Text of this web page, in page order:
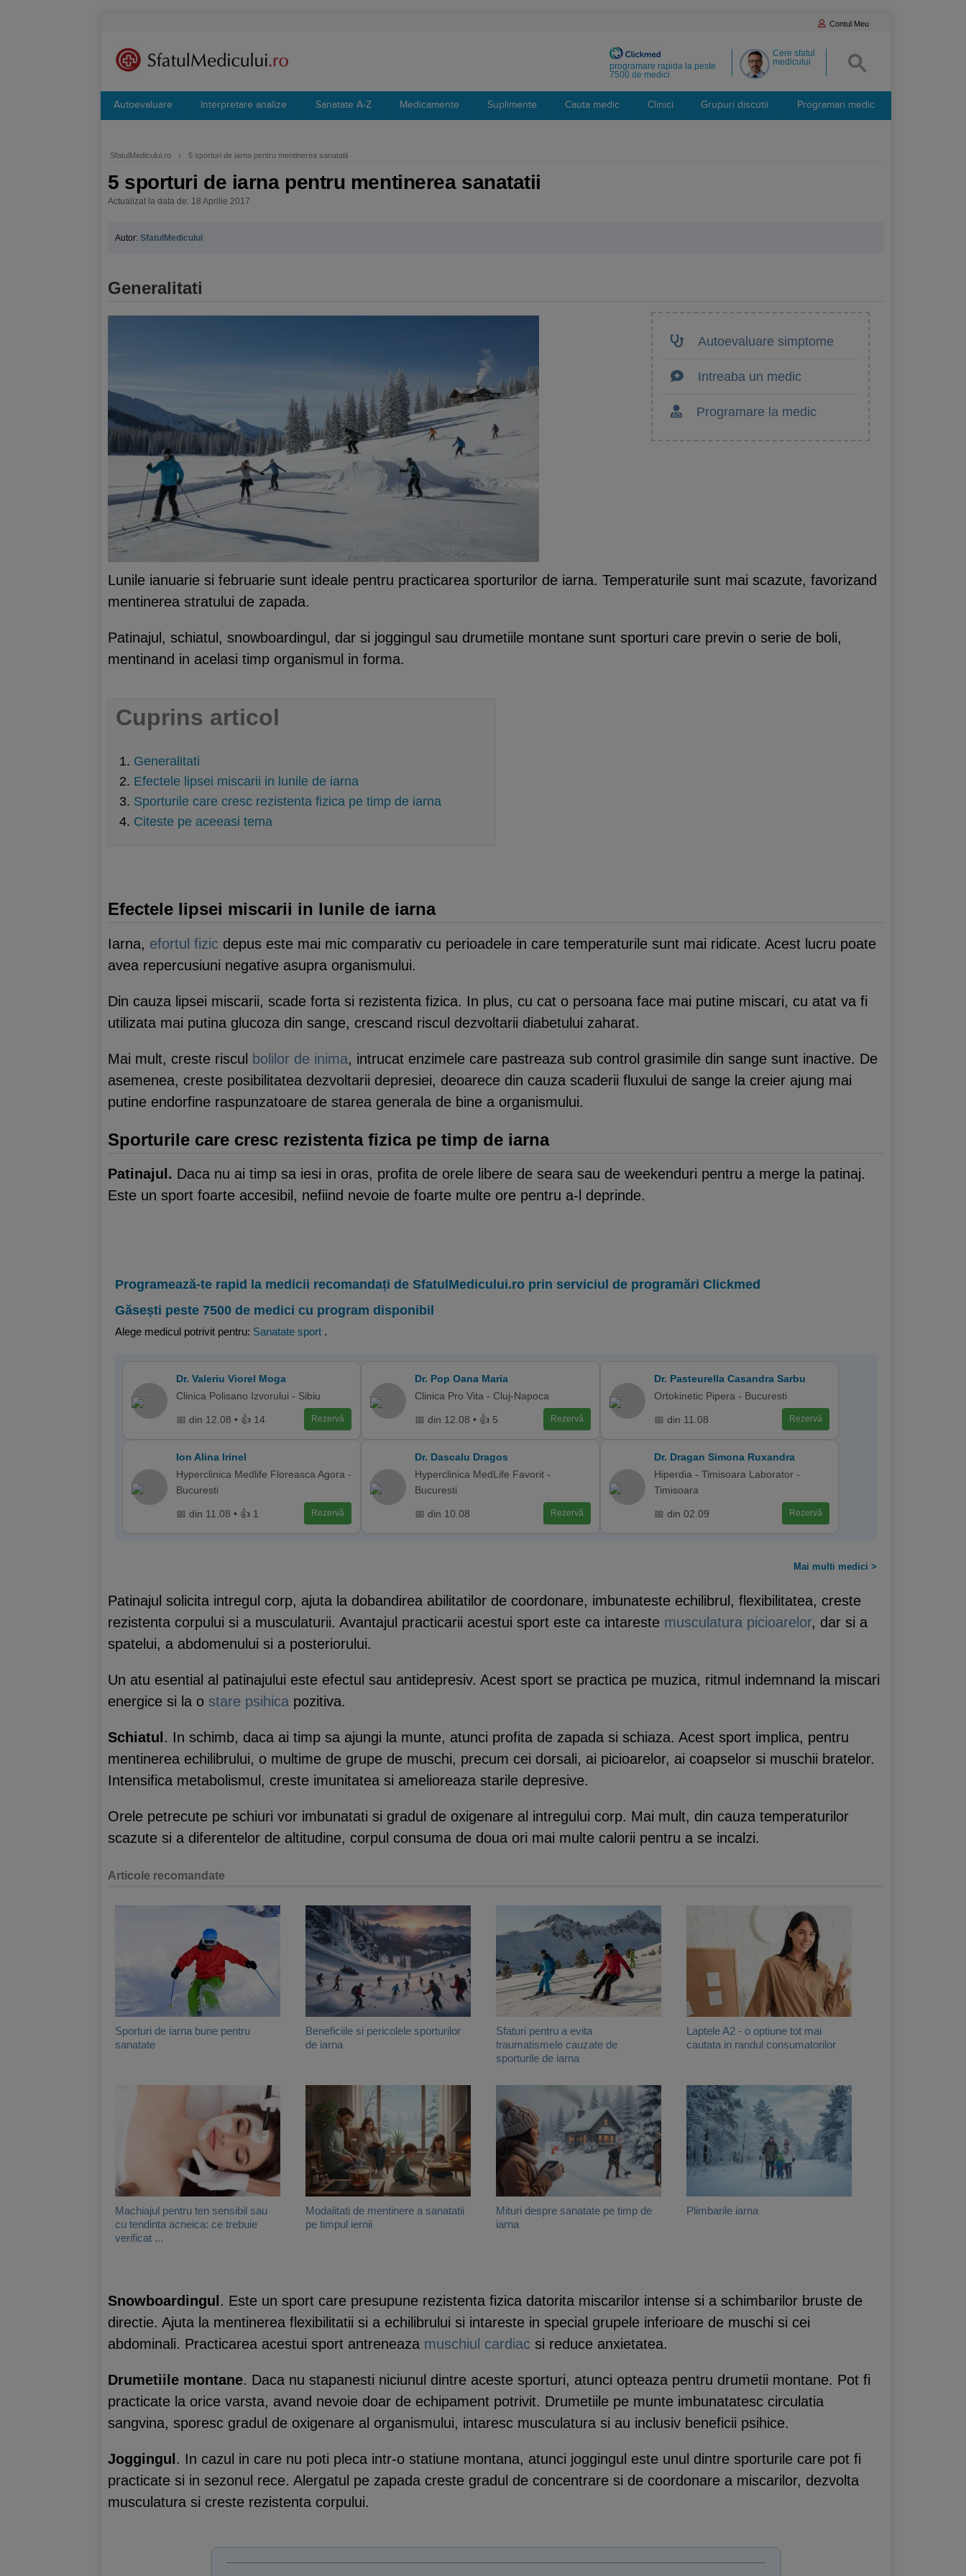
Contul Meu
Cere sfatul
medicului
programare rapida la peste
7500 de medici
Autoevaluare Interpretare analize Sanatate A-Z Medicamente Suplimente Cauta medic Clinici Grupuri discutii Programari medic
SfatulMedicului.ro › 5 sporturi de iarna pentru mentinerea sanatatii
5 sporturi de iarna pentru mentinerea sanatatii
Actualizat la data de: 18 Aprilie 2017
Autor: SfatulMedicului
Generalitati
Autoevaluare simptome
Intreaba un medic
Programare la medic
Lunile ianuarie si februarie sunt ideale pentru practicarea sporturilor de iarna. Temperaturile sunt mai scazute, favorizand
mentinerea stratului de zapada.
Patinajul, schiatul, snowboardingul, dar si joggingul sau drumetiile montane sunt sporturi care previn o serie de boli,
mentinand in acelasi timp organismul in forma.
Cuprins articol
Generalitati
Efectele lipsei miscarii in lunile de iarna
Sporturile care cresc rezistenta fizica pe timp de iarna
Citeste pe aceeasi tema
Efectele lipsei miscarii in lunile de iarna
Iarna, efortul fizic depus este mai mic comparativ cu perioadele in care temperaturile sunt mai ridicate. Acest lucru poate
avea repercusiuni negative asupra organismului.
Din cauza lipsei miscarii, scade forta si rezistenta fizica. In plus, cu cat o persoana face mai putine miscari, cu atat va fi
utilizata mai putina glucoza din sange, crescand riscul dezvoltarii diabetului zaharat.
Mai mult, creste riscul bolilor de inima, intrucat enzimele care pastreaza sub control grasimile din sange sunt inactive. De
asemenea, creste posibilitatea dezvoltarii depresiei, deoarece din cauza scaderii fluxului de sange la creier ajung mai
putine endorfine raspunzatoare de starea generala de bine a organismului.
Sporturile care cresc rezistenta fizica pe timp de iarna
Patinajul. Daca nu ai timp sa iesi in oras, profita de orele libere de seara sau de weekenduri pentru a merge la patinaj.
Este un sport foarte accesibil, nefiind nevoie de foarte multe ore pentru a-l deprinde.
Programează-te rapid la medicii recomandați de SfatulMedicului.ro prin serviciul de programări Clickmed
Găsești peste 7500 de medici cu program disponibil
Alege medicul potrivit pentru: Sanatate sport .
Dr. Valeriu Viorel Moga
Clinica Polisano Izvorului - Sibiu
📅 din 12.08 • 👍 14 Rezervă
Dr. Pop Oana Maria
Clinica Pro Vita - Cluj-Napoca
📅 din 12.08 • 👍 5 Rezervă
Dr. Pasteurella Casandra Sarbu
Ortokinetic Pipera - Bucuresti
📅 din 11.08 Rezervă
Ion Alina Irinel
Hyperclinica Medlife Floreasca Agora -
Bucuresti
📅 din 11.08 • 👍 1 Rezervă
Dr. Dascalu Dragos
Hyperclinica MedLife Favorit -
Bucuresti
📅 din 10.08 Rezervă
Dr. Dragan Simona Ruxandra
Hiperdia - Timisoara Laborator -
Timisoara
📅 din 02.09 Rezervă
Mai multi medici >
Patinajul solicita intregul corp, ajuta la dobandirea abilitatilor de coordonare, imbunateste echilibrul, flexibilitatea, creste
rezistenta corpului si a musculaturii. Avantajul practicarii acestui sport este ca intareste musculatura picioarelor, dar si a
spatelui, a abdomenului si a posteriorului.
Un atu esential al patinajului este efectul sau antidepresiv. Acest sport se practica pe muzica, ritmul indemnand la miscari
energice si la o stare psihica pozitiva.
Schiatul . In schimb, daca ai timp sa ajungi la munte, atunci profita de zapada si schiaza. Acest sport implica, pentru
mentinerea echilibrului, o multime de grupe de muschi, precum cei dorsali, ai picioarelor, ai coapselor si muschii bratelor.
Intensifica metabolismul, creste imunitatea si amelioreaza starile depresive.
Orele petrecute pe schiuri vor imbunatati si gradul de oxigenare al intregului corp. Mai mult, din cauza temperaturilor
scazute si a diferentelor de altitudine, corpul consuma de doua ori mai multe calorii pentru a se incalzi.
Articole recomandate
Sporturi de iarna bune pentru
sanatate
Beneficiile si pericolele sporturilor
de iarna
Sfaturi pentru a evita
traumatismele cauzate de
sporturile de iarna
Laptele A2 - o optiune tot mai
cautata in randul consumatorilor
Machiajul pentru ten sensibil sau
cu tendinta acneica: ce trebuie
verificat ...
Modalitati de mentinere a sanatatii
pe timpul iernii
Mituri despre sanatate pe timp de
iarna
Plimbarile iarna
Snowboardingul . Este un sport care presupune rezistenta fizica datorita miscarilor intense si a schimbarilor bruste de
directie. Ajuta la mentinerea flexibilitatii si a echilibrului si intareste in special grupele inferioare de muschi si cei
abdominali. Practicarea acestui sport antreneaza muschiul cardiac si reduce anxietatea.
Drumetiile montane. Daca nu stapanesti niciunul dintre aceste sporturi, atunci opteaza pentru drumetii montane. Pot fi
practicate la orice varsta, avand nevoie doar de echipament potrivit. Drumetiile pe munte imbunatatesc circulatia
sangvina, sporesc gradul de oxigenare al organismului, intaresc musculatura si au inclusiv beneficii psihice.
Joggingul . In cazul in care nu poti pleca intr-o statiune montana, atunci joggingul este unul dintre sporturile care pot fi
practicate si in sezonul rece. Alergatul pe zapada creste gradul de concentrare si de coordonare a miscarilor, dezvolta
musculatura si creste rezistenta corpului.